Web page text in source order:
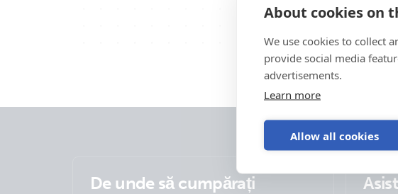
About cookies on
We use cookies to collect
provide social media
advertisements.
Learn more
Allow all cookies
De unde să cumpărați